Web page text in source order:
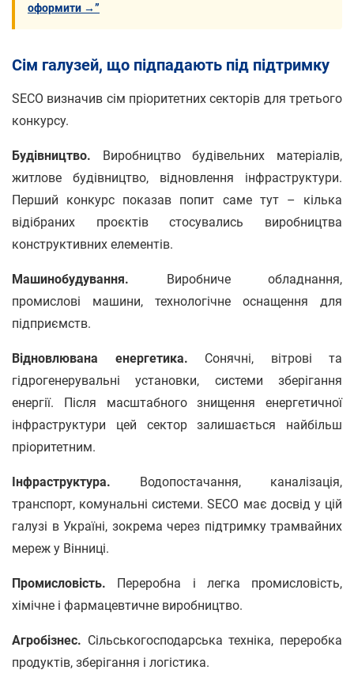
оформити →”
Сім галузей, що підпадають під підтримку
SECO визначив сім пріоритетних секторів для третього
конкурсу.
Будівництво. Виробництво будівельних матеріалів,
житлове будівництво, відновлення інфраструктури.
Перший конкурс показав попит саме тут – кілька
відібраних проєктів стосувались виробництва
конструктивних елементів.
Машинобудування. Виробниче обладнання,
промислові машини, технологічне оснащення для
підприємств.
Відновлювана енергетика. Сонячні, вітрові та
гідрогенерувальні установки, системи зберігання
енергії. Після масштабного знищення енергетичної
інфраструктури цей сектор залишається найбільш
пріоритетним.
Інфраструктура. Водопостачання, каналізація,
транспорт, комунальні системи. SECO має досвід у цій
галузі в Україні, зокрема через підтримку трамвайних
мереж у Вінниці.
Промисловість. Переробна і легка промисловість,
хімічне і фармацевтичне виробництво.
Агробізнес. Сільськогосподарська техніка, переробка
продуктів, зберігання і логістика.